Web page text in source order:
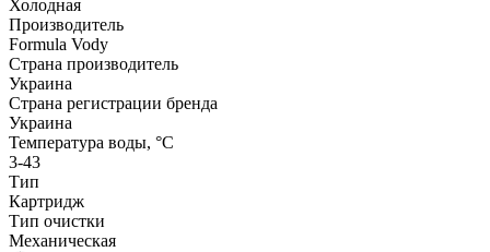
Холодная
Производитель
Formula Vody
Страна производитель
Украина
Страна регистрации бренда
Украина
Температура воды, °С
3-43
Тип
Картридж
Тип очистки
Механическая